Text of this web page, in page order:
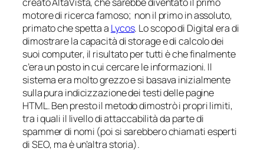
creato AltaVista, che sarebbe diventato il primo
motore di ricerca famoso; non il primo in assoluto,
primato che spetta a Lycos. Lo scopo di Digital era di
dimostrare la capacità di storage e di calcolo dei
suoi computer, il risultato per tutti è che finalmente
c’era un posto in cui cercare le informazioni. Il
sistema era molto grezzo e si basava inizialmente
sulla pura indicizzazione dei testi delle pagine
HTML. Ben presto il metodo dimostrò i propri limiti,
tra i quali il livello di attaccabilità da parte di
spammer di nomi (poi si sarebbero chiamatiesperti
di SEO, ma è un’altra storia).